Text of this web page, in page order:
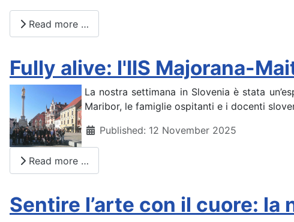
Read more …
Fully alive: l'IIS Majorana-
La nostra settimana in Slovenia è stata
Maribor, le famiglie ospitanti e i docenti
DetailsPublished: 12 November 2025
Read more …
Sentire l’arte con il cuore: la